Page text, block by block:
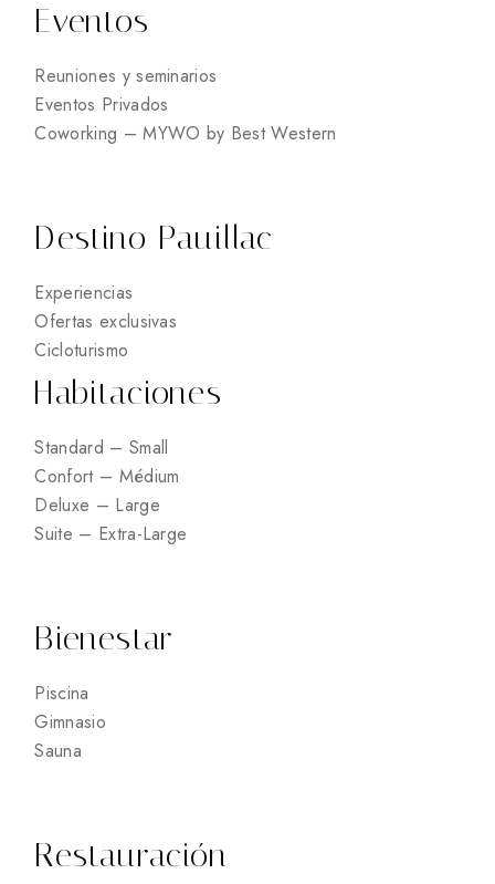
Eventos
Reuniones y seminarios
Eventos Privados
Coworking – MYWO by Best Western
Destino Pauillac
Experiencias
Ofertas exclusivas
Cicloturismo
Habitaciones
Standard – Small
Confort – Médium
Deluxe – Large
Suite – Extra-Large
Bienestar
Piscina
Gimnasio
Sauna
Restauración